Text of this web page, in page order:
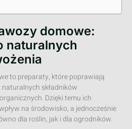
domowe:
naturalnych
to preparaty, które poprawiają
składników
Dzięki temu ich
na środowisko, a jednocześnie
dla roślin, jak i dla ogrodników.